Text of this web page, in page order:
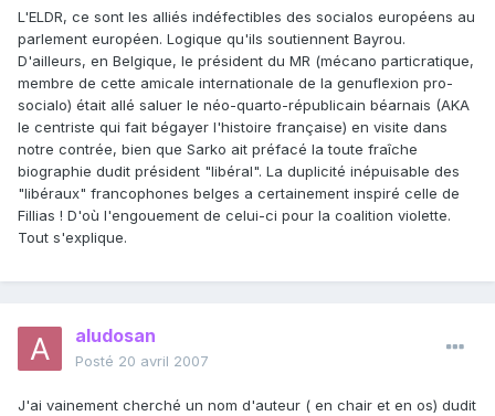
L'ELDR, ce sont les alliés indéfectibles des socialos européens au
parlement européen. Logique qu'ils soutiennent Bayrou.
D'ailleurs, en Belgique, le président du MR (mécano particratique,
membre de cette amicale internationale de la genuflexion pro-
socialo) était allé saluer le néo-quarto-républicain béarnais (AKA
le centriste qui fait bégayer l'histoire française) en visite dans
notre contrée, bien que Sarko ait préfacé la toute fraîche
biographie dudit président "libéral". La duplicité inépuisable des
"libéraux" francophones belges a certainement inspiré celle de
Fillias ! D'où l'engouement de celui-ci pour la coalition violette.
Tout s'explique.
aludosan
Posté 20 avril 2007
J'ai vainement cherché un nom d'auteur ( en chair et en os) dudit